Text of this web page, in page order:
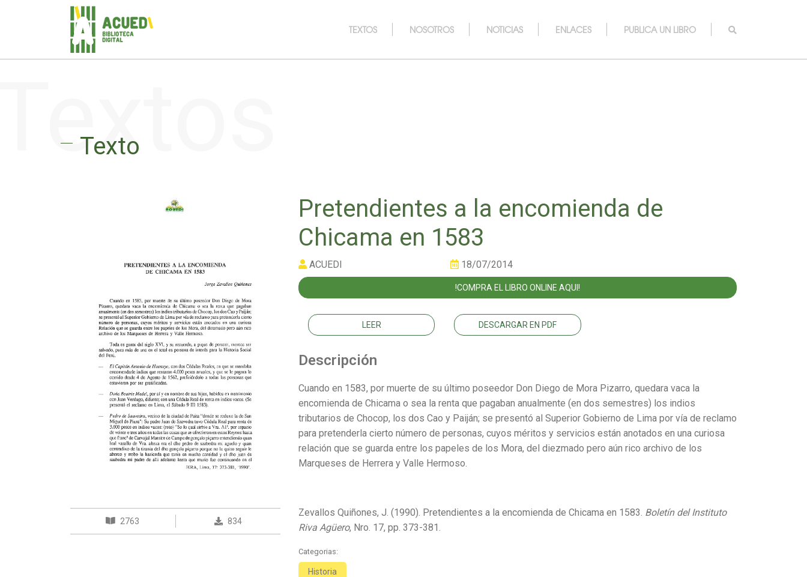
TEXTOS NOSOTROS NOTICIAS ENLACES PUBLICA UN LIBRO
Texto
2763 834
Pretendientes a la encomienda de
Chicama en 1583
ACUEDI 18/07/2014
!COMPRA EL LIBRO ONLINE AQUI!
LEER DESCARGAR EN PDF
Descripción
Cuando en 1583, por muerte de su último poseedor Don Diego de Mora Pizarro, quedara vaca la
encomienda de Chicama o sea la renta que pagaban anualmente (en dos semestres) los indios
tributarios de Chocop, los dos Cao y Paiján; se presentó al Superior Gobierno de Lima por vía de reclamo
para pretenderla cierto número de personas, cuyos méritos y servicios están anotados en una curiosa
relación que se guarda entre los papeles de los Mora, del diezmado pero aún rico archivo de los
Marqueses de Herrera y Valle Hermoso.
Zevallos Quiñones, J. (1990). Pretendientes a la encomienda de Chicama en 1583. Boletín del Instituto
Riva Agüero, Nro. 17, pp. 373-381.
Categorias:
Historia